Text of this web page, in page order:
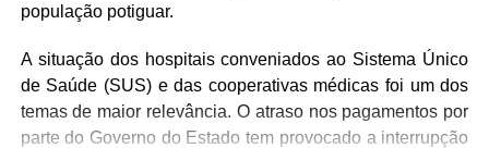
população potiguar.
A situação dos hospitais conveniados ao Sistema Único
de Saúde (SUS) e das cooperativas médicas foi um dos
temas de maior relevância. O atraso nos pagamentos por
parte do Governo do Estado tem provocado a interrupção